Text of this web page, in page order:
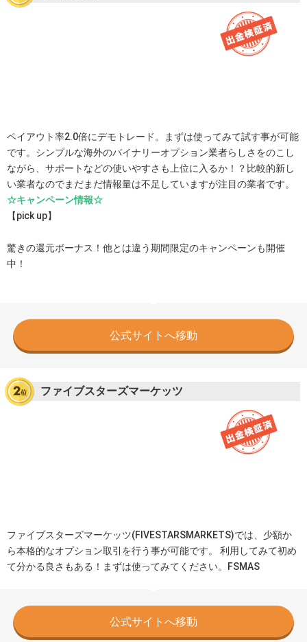
ペイアウト率2.0倍にデモトレード。まずは使ってみて試す事が可能
です。シンプルな海外のバイナリーオプション業者らしさをのこし
ながら、サポートなどの使いやすさも上位に入るか！？比較的新し
い業者なのでまだまだ情報量は不足していますが注目の業者です。
☆キャンペーン情報☆
【pick up】
驚きの還元ボーナス！他とは違う期間限定のキャンペーンも開催
中！
公式サイトへ移動
ファイブスターズマーケッツ
ファイブスターズマーケッツ(FIVESTARSMARKETS)では、少額か
ら本格的なオプション取引を行う事が可能です。 利用してみて初め
て分かる良さもある！まずは使ってみてください。FSMAS
公式サイトへ移動